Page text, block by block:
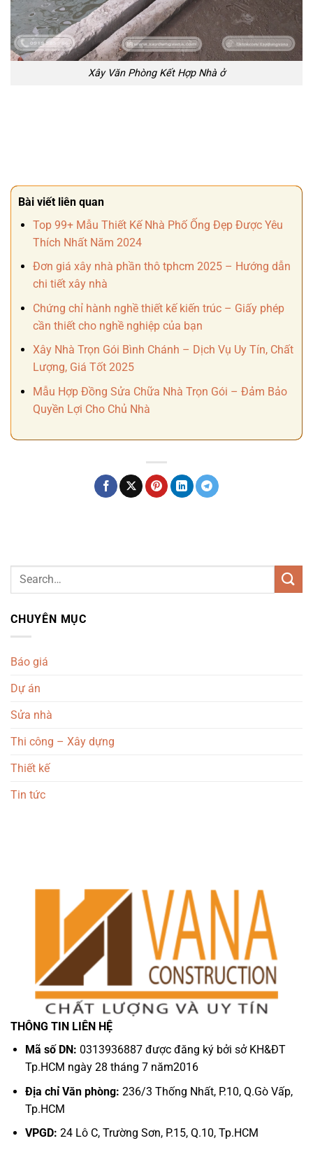
Xây Văn Phòng Kết Hợp Nhà ở
Bài viết liên quan
Top 99+ Mẫu Thiết Kế Nhà Phố Ống Đẹp Được Yêu
Thích Nhất Năm 2024
Đơn giá xây nhà phần thô tphcm 2025 – Hướng dẫn
chi tiết xây nhà
Chứng chỉ hành nghề thiết kế kiến trúc – Giấy phép
cần thiết cho nghề nghiệp của bạn
Xây Nhà Trọn Gói Bình Chánh – Dịch Vụ Uy Tín, Chất
Lượng, Giá Tốt 2025
Mẫu Hợp Đồng Sửa Chữa Nhà Trọn Gói – Đảm Bảo
Quyền Lợi Cho Chủ Nhà
CHUYÊN MỤC
Báo giá
Dự án
Sửa nhà
Thi công – Xây dựng
Thiết kế
Tin tức
THÔNG TIN LIÊN HỆ
Mã số DN: 0313936887 được đăng ký bởi sở KH&ĐT
Tp.HCM ngày 28 tháng 7 năm2016
Địa chỉ Văn phòng: 236/3 Thống Nhất, P.10, Q.Gò Vấp,
Tp.HCM
VPGD: 24 Lô C, Trường Sơn, P.15, Q.10, Tp.HCM